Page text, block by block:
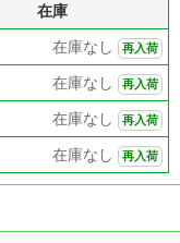
在庫
在庫なし 再入荷
在庫なし 再入荷
在庫なし 再入荷
在庫なし 再入荷